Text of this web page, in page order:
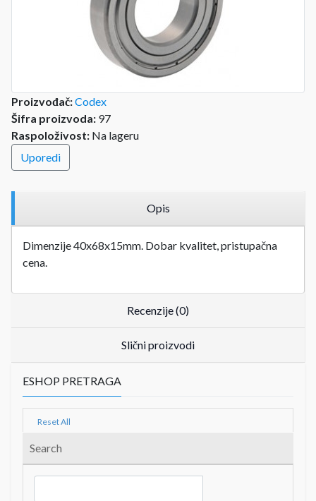
Proizvođač:Codex
Šifra proizvoda: 97
Raspoloživost: Na lageru
Uporedi
Opis
Dimenzije 40x68x15mm. Dobar kvalitet, pristupačna
cena.
Recenzije (0)
Slični proizvodi
ESHOP PRETRAGA
Reset All
Search